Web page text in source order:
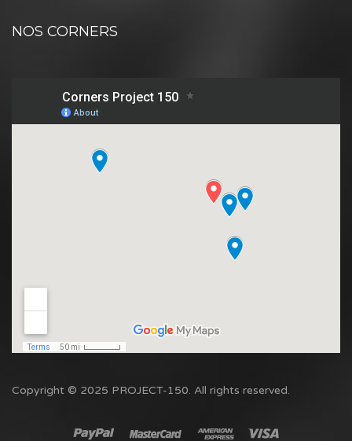
NOS CORNERS
Copyright © 2025 PROJECT-150. All rights reserved.